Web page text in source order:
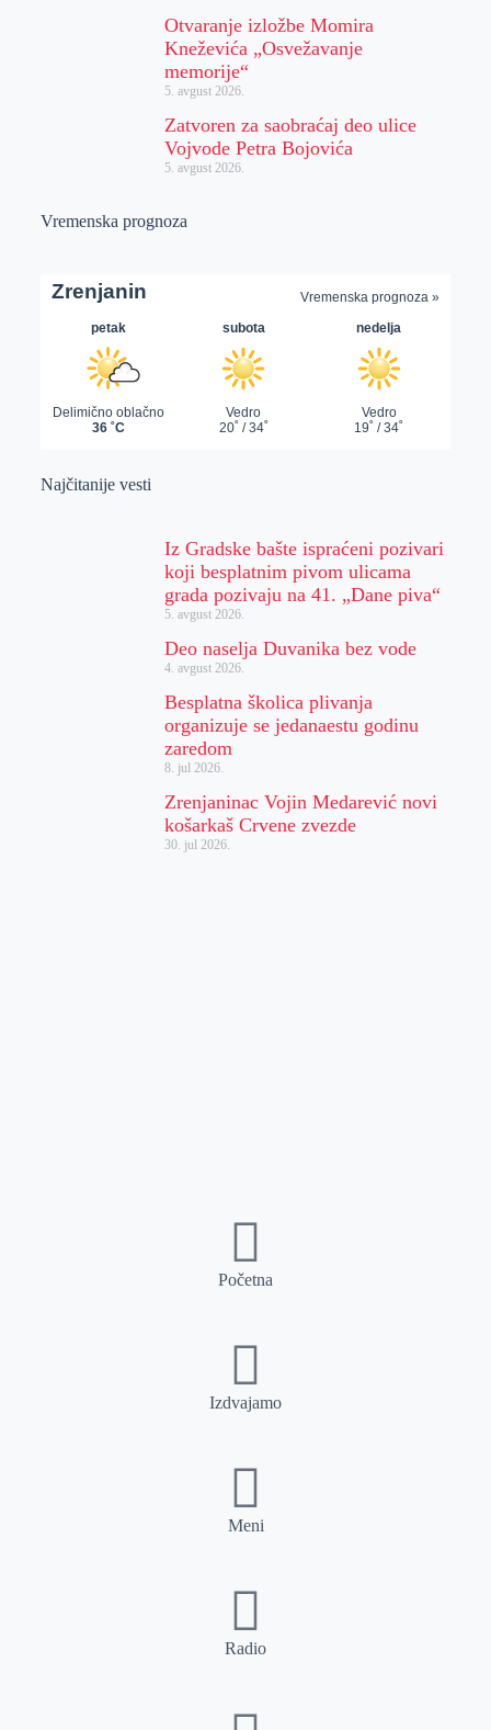
Otvaranje izložbe Momira
Kneževića „Osvežavanje
memorije“
5. avgust 2026.
Zatvoren za saobraćaj deo ulice
Vojvode Petra Bojovića
5. avgust 2026.
Vremenska prognoza
Najčitanije vesti
Iz Gradske bašte ispraćeni pozivari
koji besplatnim pivom ulicama
grada pozivaju na 41. „Dane piva“
5. avgust 2026.
Deo naselja Duvanika bez vode
4. avgust 2026.
Besplatna školica plivanja
organizuje se jedanaestu godinu
zaredom
8. jul 2026.
Zrenjaninac Vojin Medarević novi
košarkaš Crvene zvezde
30. jul 2026.
Početna
Izdvajamo
Meni
Radio